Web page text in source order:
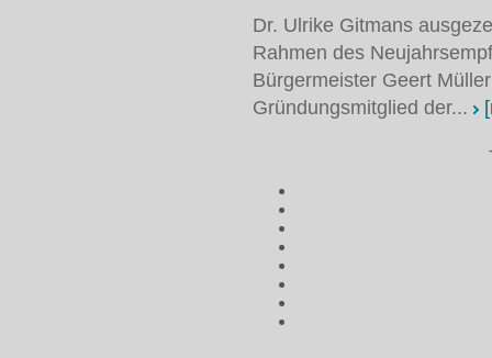
Dr. Ulrike Gitmans
Rahmen des
Bürgermeister Geert
Gründungsmitglied der...